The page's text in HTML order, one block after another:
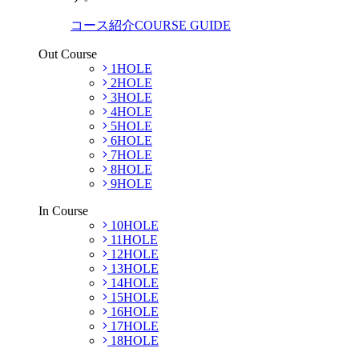
コース紹介COURSE GUIDE
Out Course
1HOLE
2HOLE
3HOLE
4HOLE
5HOLE
6HOLE
7HOLE
8HOLE
9HOLE
In Course
10HOLE
11HOLE
12HOLE
13HOLE
14HOLE
15HOLE
16HOLE
17HOLE
18HOLE